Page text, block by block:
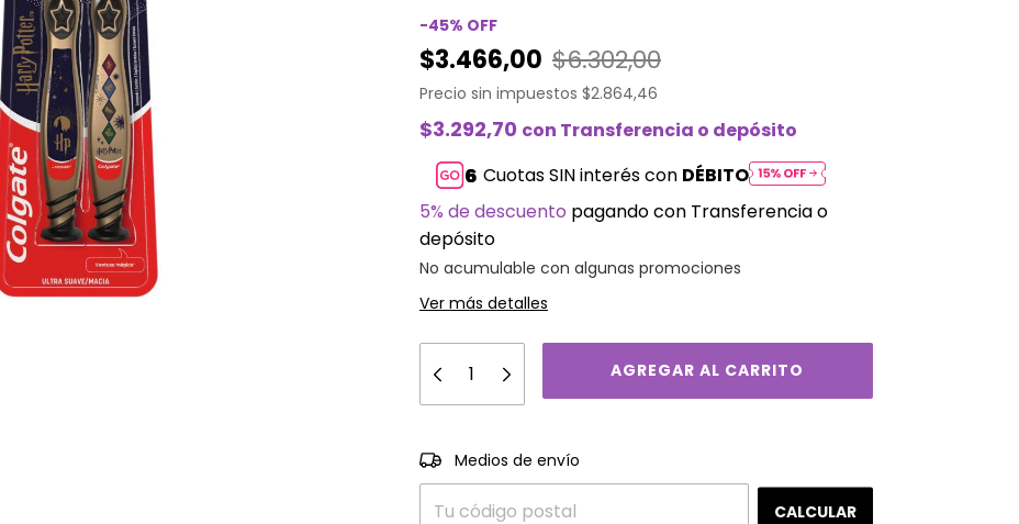
-45% OFF
$3.466,00 $6.302,00
Precio sin impuestos $2.864,46
$3.292,70 con Transferencia o depósito
Cuotas SIN interés con DÉBITO
5% de descuento pagando con Transferencia o
depósito
No acumulable con algunas promociones
Ver más detalles
Entregas para el CP:
Medios de envío
CALCULAR